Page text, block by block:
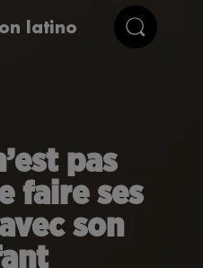
latino
pas
faire ses
son